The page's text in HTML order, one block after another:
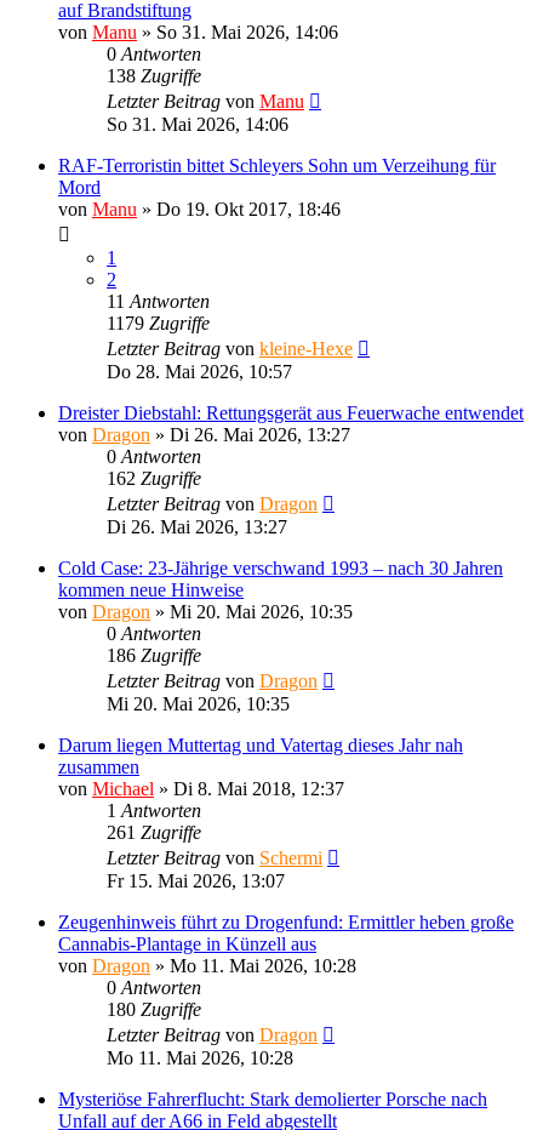
auf Brandstiftung
von Manu » So 31. Mai 2026, 14:06
0 Antworten
138 Zugriffe
Letzter Beitrag von Manu
So 31. Mai 2026, 14:06
RAF-Terroristin bittet Schleyers Sohn um Verzeihung für
Mord
von Manu » Do 19. Okt 2017, 18:46
1
2
11 Antworten
1179 Zugriffe
Letzter Beitrag von kleine-Hexe
Do 28. Mai 2026, 10:57
Dreister Diebstahl: Rettungsgerät aus Feuerwache entwendet
von Dragon » Di 26. Mai 2026, 13:27
0 Antworten
162 Zugriffe
Letzter Beitrag von Dragon
Di 26. Mai 2026, 13:27
Cold Case: 23-Jährige verschwand 1993 – nach 30 Jahren
kommen neue Hinweise
von Dragon » Mi 20. Mai 2026, 10:35
0 Antworten
186 Zugriffe
Letzter Beitrag von Dragon
Mi 20. Mai 2026, 10:35
Darum liegen Muttertag und Vatertag dieses Jahr nah
zusammen
von Michael » Di 8. Mai 2018, 12:37
1 Antworten
261 Zugriffe
Letzter Beitrag von Schermi
Fr 15. Mai 2026, 13:07
Zeugenhinweis führt zu Drogenfund: Ermittler heben große
Cannabis-Plantage in Künzell aus
von Dragon » Mo 11. Mai 2026, 10:28
0 Antworten
180 Zugriffe
Letzter Beitrag von Dragon
Mo 11. Mai 2026, 10:28
Mysteriöse Fahrerflucht: Stark demolierter Porsche nach
Unfall auf der A66 in Feld abgestellt